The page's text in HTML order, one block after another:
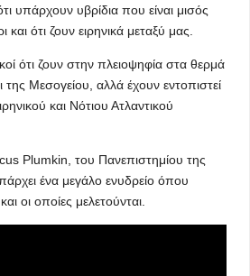
υπάρχουν υβρίδια που είναι μισός
ότι ζουν ειρηνικά μεταξύ μας.
ότι ζουν στην πλειοψηφία στα θερμά
της Μεσογείου, αλλά έχουν εντοπιστεί
και Νότιου Ατλαντικού
Plumkin, του Πανεπιστημίου της
ένα μεγάλο ενυδρείο όπου
οι οποίες μελετούνται.